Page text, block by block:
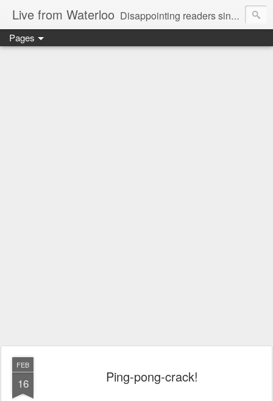
Live from Waterloo Disappointing readers since 2006
Pages
FEB
16 Ping-pong-crack!